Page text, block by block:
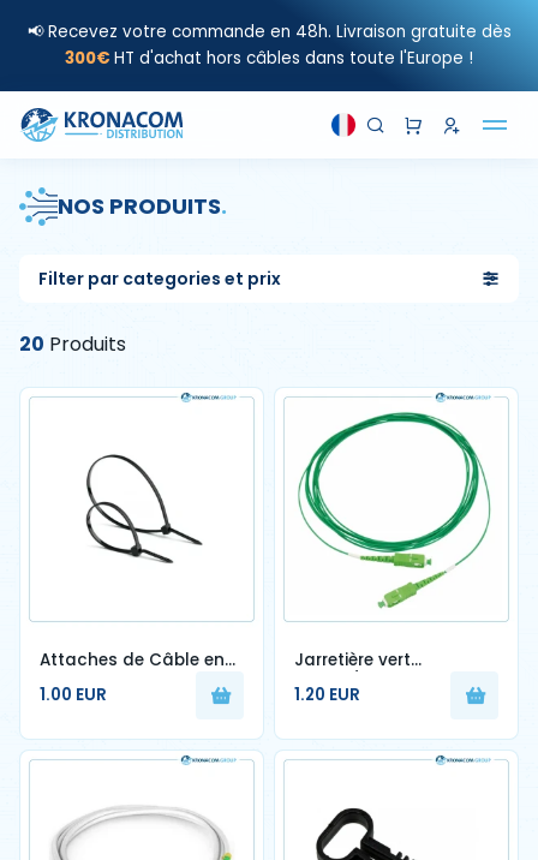
📢 Recevez votre commande en 48h. Livraison gratuite dès
300€ HT d'achat hors câbles dans toute l'Europe !
NOS PRODUITS.
Filter par categories et prix
20 Produits
Attaches de Câble en
nylon noir et blanc par
100 ( rislan)
1.00 EUR
Jarretière vert
SCAPC/SCAPC 1.6mm
G657A2 – 3.5m
1.20 EUR